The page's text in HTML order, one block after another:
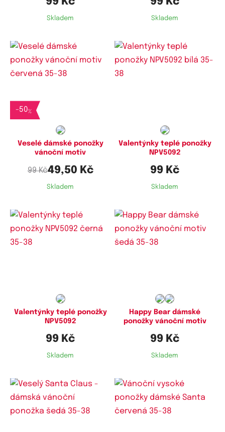
Skladem Skladem
-50%
Veselé dámské ponožky
vánoční motiv
99 Kč49,50 Kč
Skladem
Valentýnky teplé ponožky
NPV5092
99 Kč
Skladem
Valentýnky teplé ponožky
NPV5092
99 Kč
Skladem
Happy Bear dámské
ponožky vánoční motiv
99 Kč
Skladem